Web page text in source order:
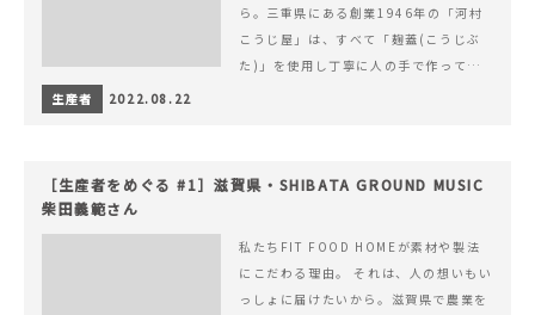
ら。三重県にある創業1946年の「河村
こうじ屋」は、すべて「麹蓋(こうじぶ
た)」を使用し丁寧に人の手で作ってい
生産者 2022.08.22
［生産者をめぐる #1］滋賀県・SHIBATA GROUND MUSIC
柴田義範さん
私たちFIT FOOD HOMEが素材や製法
にこだわる理由。 それは、人の想いもい
っしょに届けたいから。滋賀県で農業を